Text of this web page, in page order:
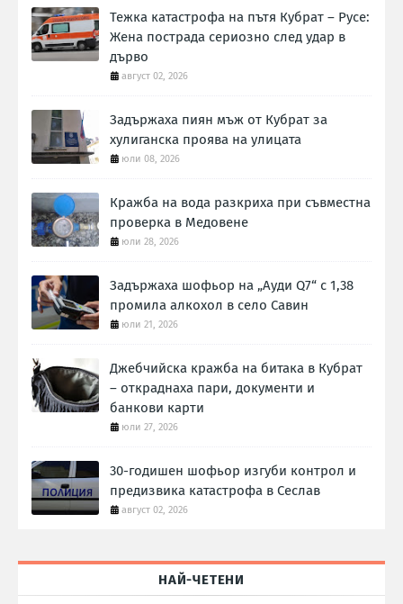
Тежка катастрофа на пътя Кубрат – Русе:
Жена пострада сериозно след удар в
дърво
август 02, 2026
Задържаха пиян мъж от Кубрат за
хулиганска проява на улицата
юли 08, 2026
Кражба на вода разкриха при съвместна
проверка в Медовене
юли 28, 2026
Задържаха шофьор на „Ауди Q7“ с 1,38
промила алкохол в село Савин
юли 21, 2026
Джебчийска кражба на битака в Кубрат
– откраднаха пари, документи и
банкови карти
юли 27, 2026
30-годишен шофьор изгуби контрол и
предизвика катастрофа в Сеслав
август 02, 2026
НАЙ-ЧЕТЕНИ